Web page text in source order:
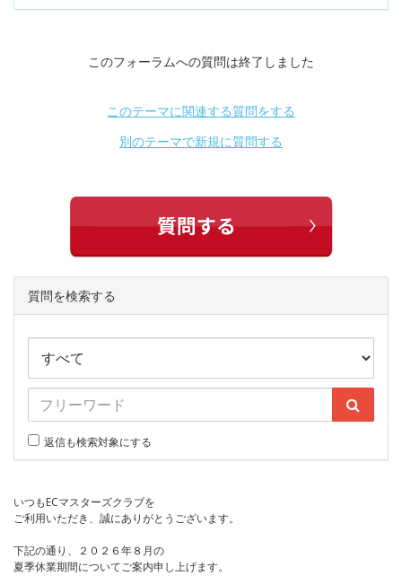
このフォーラムへの質問は終了しました
このテーマに関連する質問をする
別のテーマで新規に質問する
質問を検索する
返信も検索対象にする
いつもECマスターズクラブを
ご利用いただき、誠にありがとうございます。
下記の通り、２０２６年８月の
夏季休業期間についてご案内申し上げます。